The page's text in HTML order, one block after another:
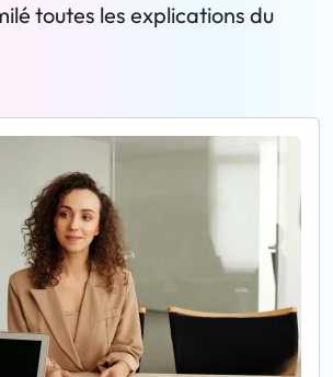
toutes les explications du